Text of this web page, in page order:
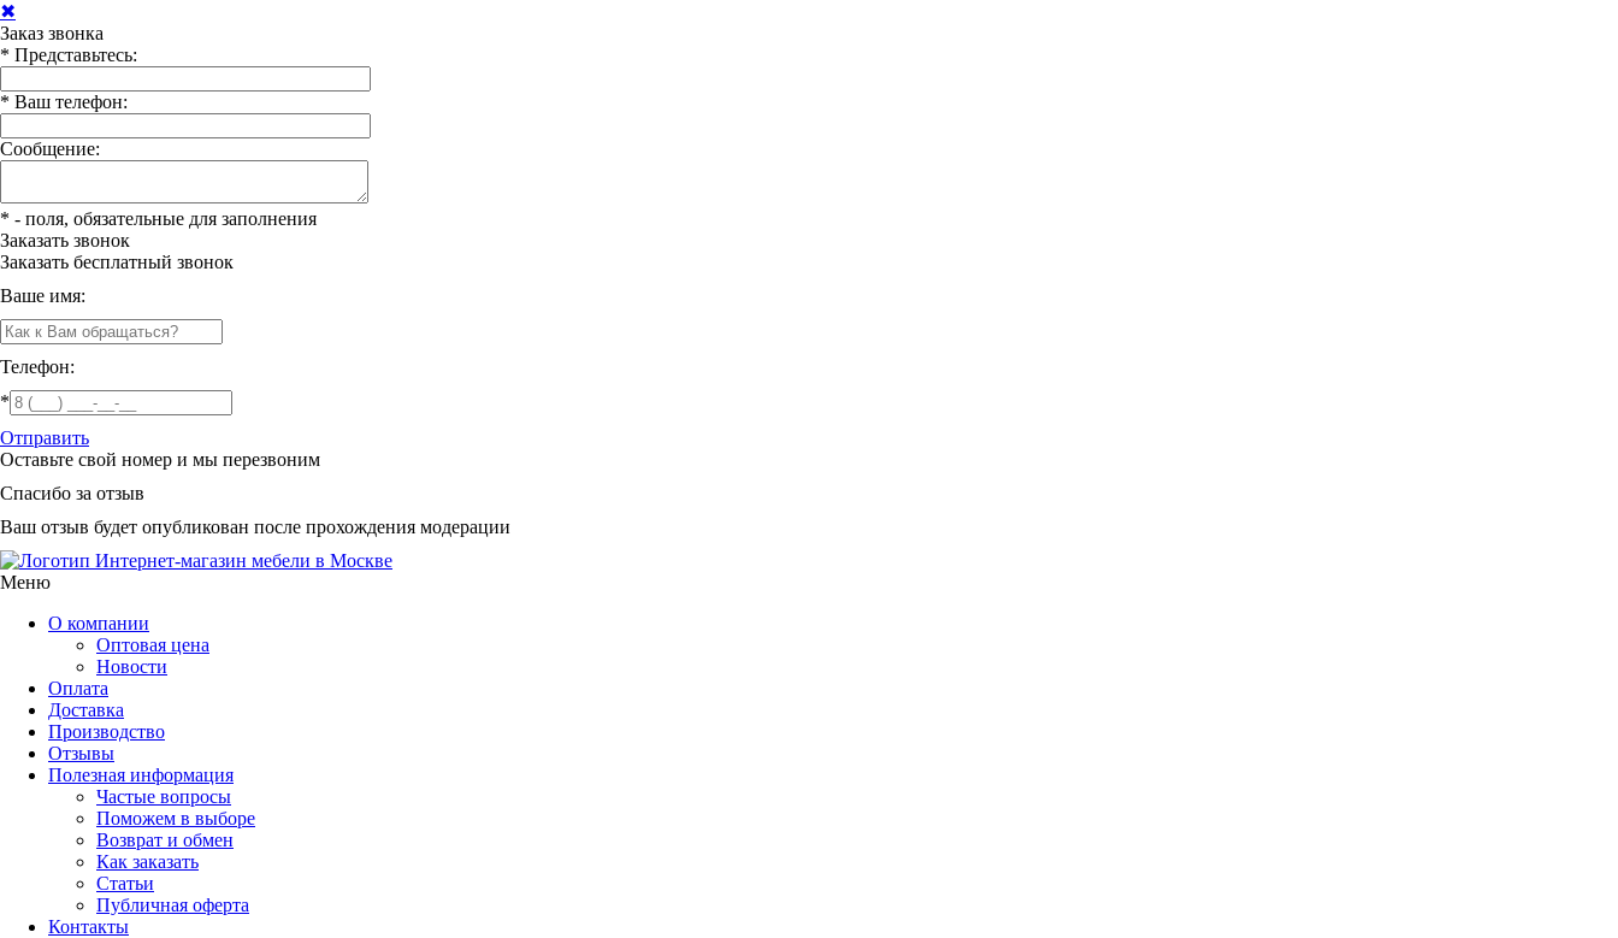
✖
Заказ звонка
* Представьтесь:
* Ваш телефон:
Сообщение:
* - поля, обязательные для заполнения
Заказать звонок
Заказать бесплатный звонок
Ваше имя:
Телефон:
*
Отправить
Оставьте свой номер и мы перезвоним
Спасибо за отзыв
Ваш отзыв будет опубликован после прохождения модерации
Интернет-магазин мебели в Москве
Меню
О компании
Оптовая цена
Новости
Оплата
Доставка
Производство
Отзывы
Полезная информация
Частые вопросы
Поможем в выборе
Возврат и обмен
Как заказать
Статьи
Публичная оферта
Контакты